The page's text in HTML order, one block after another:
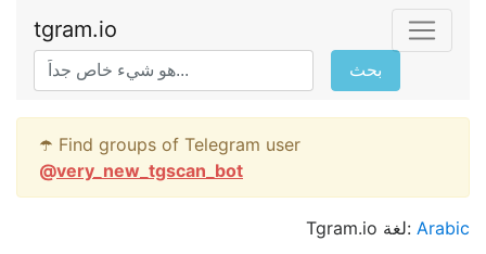
tgram.io
بحث
☂️ Find groups of Telegram user
@very_new_tgscan_bot
Tgram.io لغة: Arabic